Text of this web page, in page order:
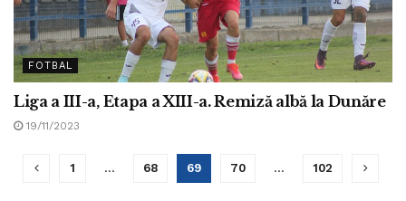
FOTBAL
Liga a III-a, Etapa a XIII-a. Remiză albă la Dunăre
19/11/2023
1 … 68 69 70 … 102